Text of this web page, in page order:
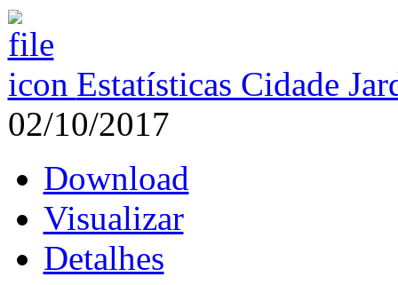
Estatísticas Cidade
02/10/2017
Download
Visualizar
Detalhes